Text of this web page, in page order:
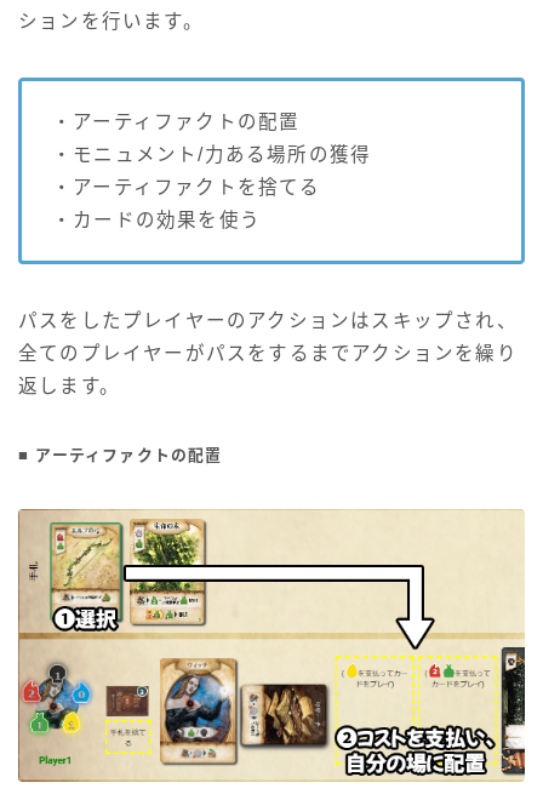
ションを行います。
・アーティファクトの配置
・モニュメント/力ある場所の獲得
・アーティファクトを捨てる
・カードの効果を使う
パスをしたプレイヤーのアクションはスキップされ、
全てのプレイヤーがパスをするまでアクションを繰り
返します。
■ アーティファクトの配置